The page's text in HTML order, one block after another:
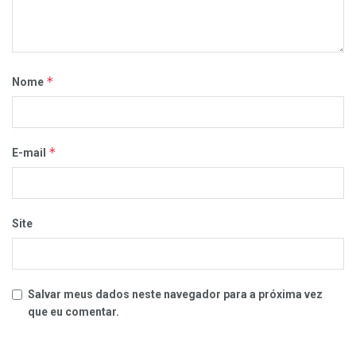
Nome *
E-mail *
Site
Salvar meus dados neste navegador para a próxima vez
que eu comentar.